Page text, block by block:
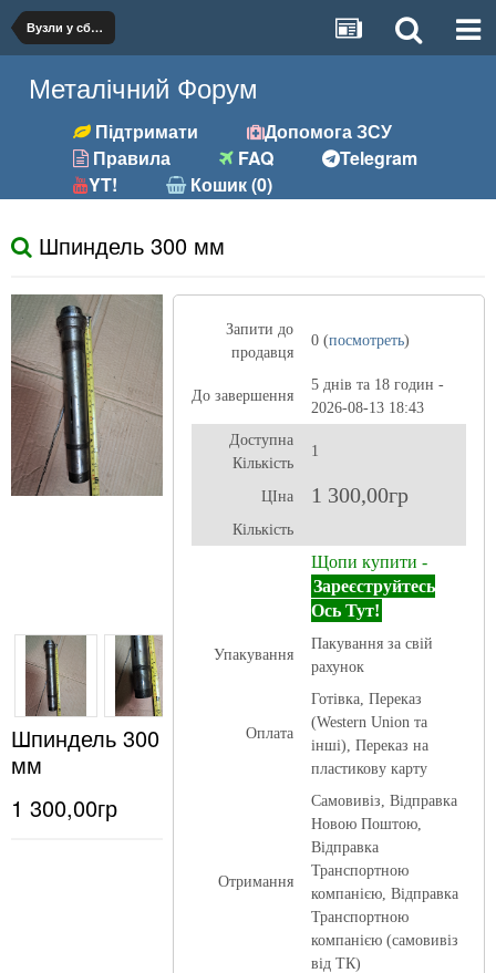
Вузли у сборі
Металічний Форум
Підтримати
Допомога ЗСУ
Правила
FAQ
Telegram
YT!
Кошик (0)
Шпиндель 300 мм
Шпиндель 300
мм
1 300,00гр
Запити до
продавця
0 (посмотреть)
До завершення
5 днів та 18 годин -
2026-08-13 18:43
Доступна
Кількість
1
ЦІна 1 300,00гр
Кількість
Щопи купити -
Зареєструйтесь
Ось Тут!
Упакування
Пакування за свій
рахунок
Оплата
Готівка, Переказ
(Western Union та
інші), Переказ на
пластикову карту
Отримання
Самовивіз, Відправка
Новою Поштою,
Відправка
Транспортною
компанією, Відправка
Транспортною
компанією (самовивіз
від ТК)